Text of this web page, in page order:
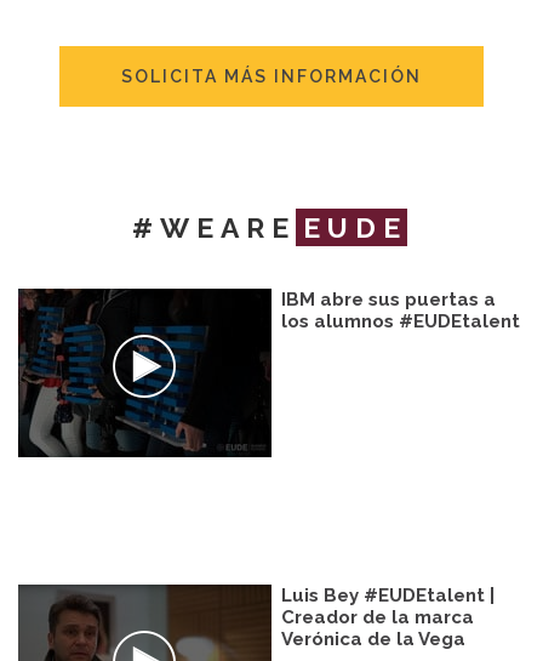
SOLICITA MÁS INFORMACIÓN
#WEARE EUDE
IBM abre sus puertas a
los alumnos #EUDEtalent
Luis Bey #EUDEtalent |
Creador de la marca
Verónica de la Vega